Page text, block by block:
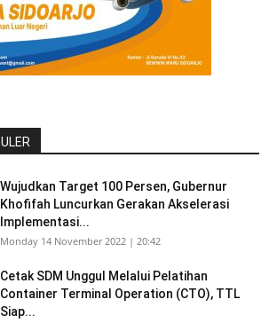
Wujudkan Target 100 Persen, Gubernur
Khofifah Luncurkan Gerakan Akselerasi
Implementasi...
Monday 14 November 2022 | 20:42
Cetak SDM Unggul Melalui Pelatihan
Container Terminal Operation (CTO), TTL
Siap...